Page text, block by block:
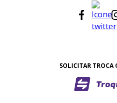
SOLICITAR TROCA